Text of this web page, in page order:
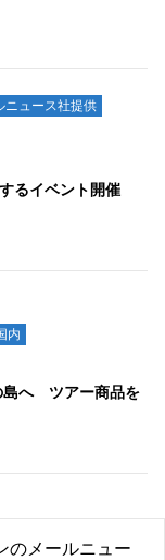
ュース社提供
るイベント開催
内
島へ ツアー商品を
のメールニュー